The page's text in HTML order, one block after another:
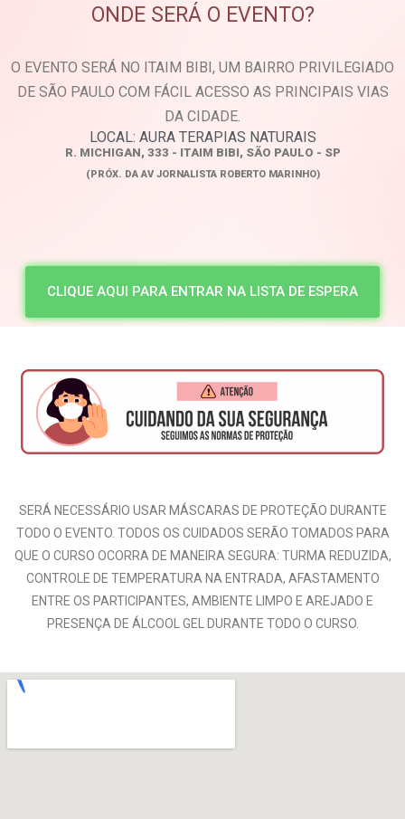
ONDE SERÁ O EVENTO?
O EVENTO SERÁ NO ITAIM BIBI, UM BAIRRO PRIVILEGIADO
DE SÃO PAULO COM FÁCIL ACESSO AS PRINCIPAIS VIAS
DA CIDADE.
LOCAL: AURA TERAPIAS NATURAIS
R. MICHIGAN, 333 - ITAIM BIBI, SÃO PAULO - SP
(PRÓX. DA AV JORNALISTA ROBERTO MARINHO)
CLIQUE AQUI PARA ENTRAR NA LISTA DE ESPERA
SERÁ NECESSÁRIO USAR MÁSCARAS DE PROTEÇÃO DURANTE
TODO O EVENTO. TODOS OS CUIDADOS SERÃO TOMADOS PARA
QUE O CURSO OCORRA DE MANEIRA SEGURA: TURMA REDUZIDA,
CONTROLE DE TEMPERATURA NA ENTRADA, AFASTAMENTO
ENTRE OS PARTICIPANTES, AMBIENTE LIMPO E AREJADO E
PRESENÇA DE ÁLCOOL GEL DURANTE TODO O CURSO.